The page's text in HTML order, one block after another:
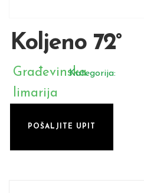
Koljeno 72°
Kategorija:
Građevinska
limarija
POŠALJITE UPIT